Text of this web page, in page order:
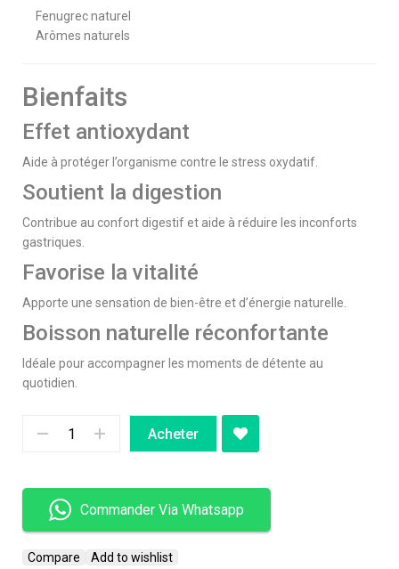
Fenugrec naturel
Arômes naturels
Bienfaits
Effet antioxydant
Aide à protéger l’organisme contre le stress oxydatif.
Soutient la digestion
Contribue au confort digestif et aide à réduire les inconforts
gastriques.
Favorise la vitalité
Apporte une sensation de bien-être et d’énergie naturelle.
Boisson naturelle réconfortante
Idéale pour accompagner les moments de détente au
quotidien.
Acheter
Commander Via Whatsapp
Compare Add to wishlist